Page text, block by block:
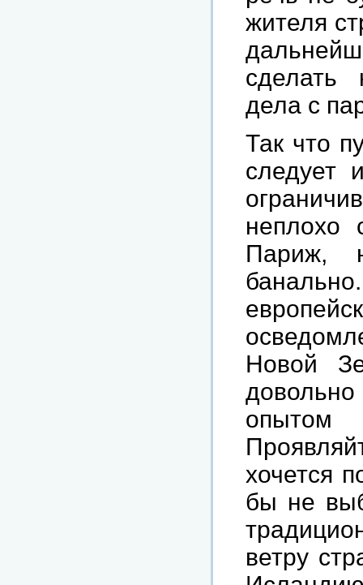
жителя
сделать
дела с
Так что
следует
неплохо
Париж,
Новой
хочется
бы не
ветру